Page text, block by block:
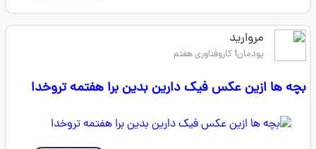
مروارید
پودمان1 کاروفناوری هفتم
بچه ها ازین عکس فیک دارین بدین برا هفتمه تروخدا